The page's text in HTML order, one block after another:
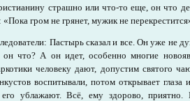
страшно или что-то еще, он что
«Пока гром не грянет, мужик не
Пастырь сказал и все. Он уже не
что? А он идет, особенно многие
человеку дают, допустим святого
воспитывали, потом открывает
ублажают. Всё, ему здорово,